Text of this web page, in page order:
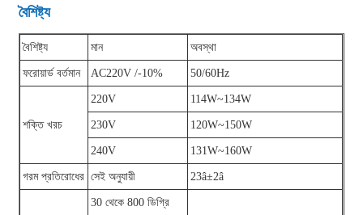
বৈশিষ্ট্য
বৈশিষ্ট্য মান অবস্থা
ফরোয়ার্ড বর্তমান AC220V /-10% 50/60Hz
শক্তি খরচ
220V 114W~134W
230V 120W~150W
240V 131W~160W
গরম প্রতিরোধের সেই অনুযায়ী 23â±2â
30 থেকে 800 ডিগ্রি